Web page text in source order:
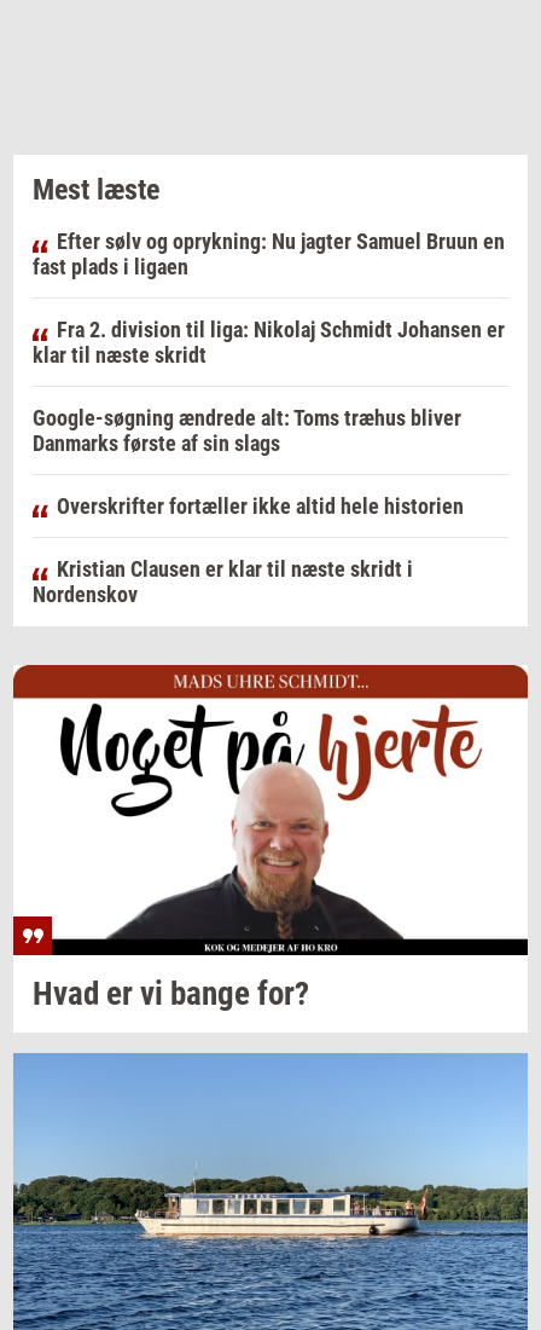
Mest læste
Efter sølv og oprykning: Nu jagter Samuel Bruun en
fast plads i ligaen
Fra 2. division til liga: Nikolaj Schmidt Johansen er
klar til næste skridt
Google-søgning ændrede alt: Toms træhus bliver
Danmarks første af sin slags
Overskrifter fortæller ikke altid hele historien
Kristian Clausen er klar til næste skridt i
Nordenskov
Hvad er vi bange for?